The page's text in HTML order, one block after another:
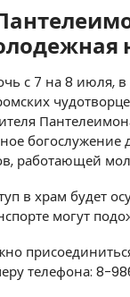
с 7 на 8 июля,
богослужение
работающей
в храм будет
могут
телефона: 8-